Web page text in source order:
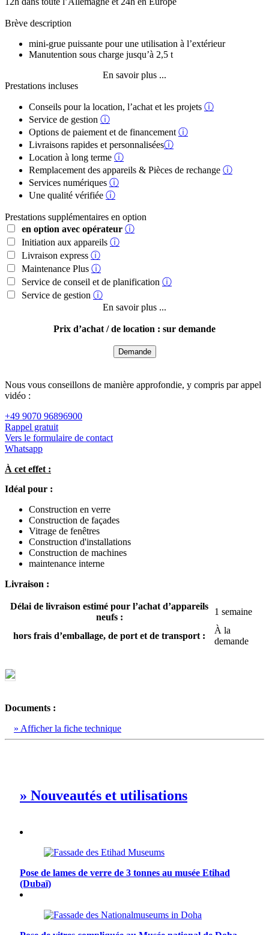
Brève description
mini-grue puissante pour une utilisation à l’extérieur
Manutention sous charge jusqu’à 2,5 t
En savoir plus ...
Prestations incluses
Conseils pour la location, l’achat et les projets ⓘ
Service de gestion ⓘ
Options de paiement et de financement ⓘ
Livraisons rapides et personnaliséesⓘ
Location à long terme ⓘ
Remplacement des appareils & Pièces de rechange ⓘ
Services numériques ⓘ
Une qualité vérifiée ⓘ
Prestations supplémentaires en option
en option avec opérateur ⓘ
Initiation aux appareils ⓘ
Livraison express ⓘ
Maintenance Plus ⓘ
Service de conseil et de planification ⓘ
Service de gestion ⓘ
En savoir plus ...
Prix d’achat / de location : sur demande
Demande
Nous vous conseillons de manière approfondie, y compris par appel
vidéo :
+49 9070 96896900
Rappel gratuit
Vers le formulaire de contact
Whatsapp
À cet effet :
Idéal pour :
Construction en verre
Construction de façades
Vitrage de fenêtres
Construction d'installations
Construction de machines
maintenance interne
Livraison :
Délai de livraison estimé pour l’achat d’appareils
neufs :
1 semaine
hors frais d’emballage, de port et de transport :
À la
demande
Documents :
» Afficher la fiche technique
» Nouveautés et utilisations
Pose de lames de verre de 3 tonnes au musée Etihad
(Dubaï)